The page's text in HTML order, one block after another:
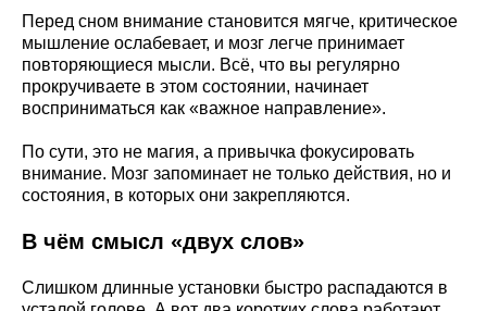
Перед сном внимание становится мягче, критическое
мышление ослабевает, и мозг легче принимает
повторяющиеся мысли. Всё, что вы регулярно
прокручиваете в этом состоянии, начинает
восприниматься как «важное направление».
По сути, это не магия, а привычка фокусировать
внимание. Мозг запоминает не только действия, но и
состояния, в которых они закрепляются.
В чём смысл «двух слов»
Слишком длинные установки быстро распадаются в